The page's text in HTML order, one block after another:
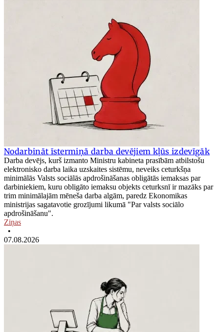
Nodarbināt īstermiņā darba devējiem kļūs izdevīgāk
Darba devējs, kurš izmanto Ministru kabineta prasībām atbilstošu
elektronisko darba laika uzskaites sistēmu, neveiks ceturkšņa
minimālās Valsts sociālās apdrošināšanas obligātās iemaksas par
darbiniekiem, kuru obligāto iemaksu objekts ceturksnī ir mazāks par
trim minimālajām mēneša darba algām, paredz Ekonomikas
ministrijas sagatavotie grozījumi likumā "Par valsts sociālo
apdrošināšanu".
Ziņas
•
07.08.2026